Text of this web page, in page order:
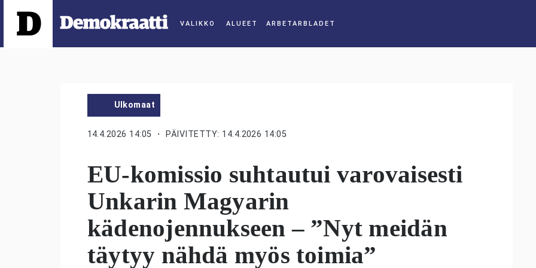
ALUEET
Ulkomaat
14.4.2026 14:05 ・ PÄIVITETTY: 14.4.2026 14:05
EU-komissio suhtautui varovaisesti
Unkarin Magyarin
kädenojennukseen – ”Nyt meidän
täytyy nähdä myös toimia”